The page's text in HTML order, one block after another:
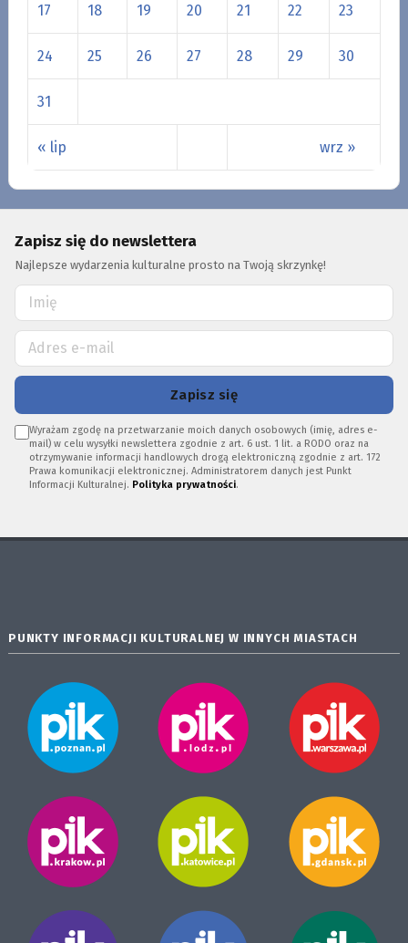
« lip wrz »
17 18 19 20 21 22 23
24 25 26 27 28 29 30
31
Zapisz się do newslettera
Najlepsze wydarzenia kulturalne prosto na Twoją skrzynkę!
Zapisz się
Wyrażam zgodę na przetwarzanie moich danych osobowych (imię, adres e-
mail) w celu wysyłki newslettera zgodnie z art. 6 ust. 1 lit. a RODO oraz na
otrzymywanie informacji handlowych drogą elektroniczną zgodnie z art. 172
Prawa komunikacji elektronicznej. Administratorem danych jest Punkt
Informacji Kulturalnej. Polityka prywatności.
PUNKTY INFORMACJI KULTURALNEJ W INNYCH MIASTACH